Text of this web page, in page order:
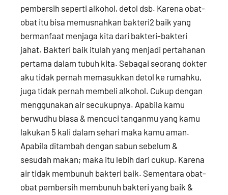
pembersih seperti alkohol, detol dsb. Karena obat-
obat itu bisa memusnahkan bakteri2 baik yang
bermanfaat menjaga kita dari bakteri-bakteri
jahat. Bakteri baik itulah yang menjadi pertahanan
pertama dalam tubuh kita. Sebagai seorang dokter
aku tidak pernah memasukkan detol ke rumahku,
juga tidak pernah membeli alkohol. Cukup dengan
menggunakan air secukupnya. Apabila kamu
berwudhu biasa & mencuci tanganmu yang kamu
lakukan 5 kali dalam sehari maka kamu aman.
Apabila ditambah dengan sabun sebelum &
sesudah makan; maka itu lebih dari cukup. Karena
air tidak membunuh bakteri baik. Sementara obat-
obat pembersih membunuh bakteri yang baik &